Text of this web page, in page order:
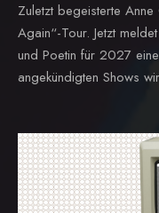
Zuletzt begeisterte
Again“-Tour. Jetzt
und Poetin für 2027
angekündigten Shows